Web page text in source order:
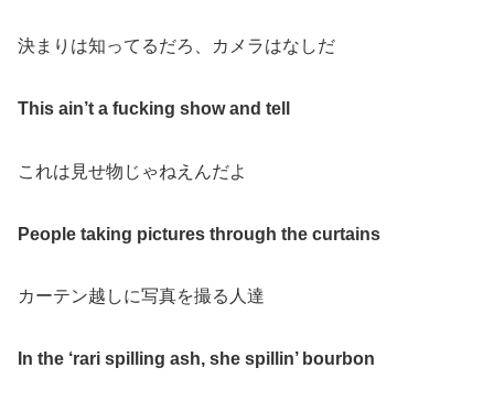
決まりは知ってるだろ、カメラはなしだ
This ain’t a fucking show and tell
これは見せ物じゃねえんだよ
People taking pictures through the curtains
カーテン越しに写真を撮る人達
In the ‘rari spilling ash, she spillin’ bourbon